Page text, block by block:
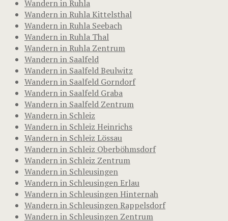
Wandern in Ruhla
Wandern in Ruhla Kittelsthal
Wandern in Ruhla Seebach
Wandern in Ruhla Thal
Wandern in Ruhla Zentrum
Wandern in Saalfeld
Wandern in Saalfeld Beulwitz
Wandern in Saalfeld Gorndorf
Wandern in Saalfeld Graba
Wandern in Saalfeld Zentrum
Wandern in Schleiz
Wandern in Schleiz Heinrichs
Wandern in Schleiz Lössau
Wandern in Schleiz Oberböhmsdorf
Wandern in Schleiz Zentrum
Wandern in Schleusingen
Wandern in Schleusingen Erlau
Wandern in Schleusingen Hinternah
Wandern in Schleusingen Rappelsdorf
Wandern in Schleusingen Zentrum